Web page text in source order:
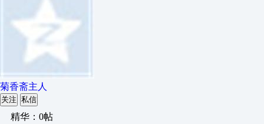
菊香斋主人
关注 私信
精华：0帖